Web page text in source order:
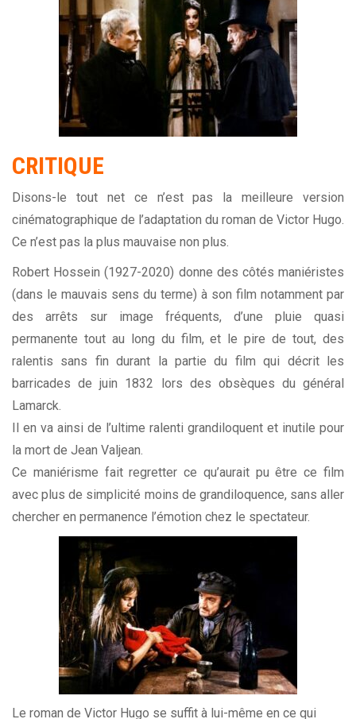
CRITIQUE
Disons-le tout net ce n’est pas la meilleure version
cinématographique de l’adaptation du roman de Victor Hugo.
Ce n’est pas la plus mauvaise non plus.
Robert Hossein (1927-2020) donne des côtés maniéristes
(dans le mauvais sens du terme) à son film notamment par
des arrêts sur image fréquents, d’une pluie quasi
permanente tout au long du film, et le pire de tout, des
ralentis sans fin durant la partie du film qui décrit les
barricades de juin 1832 lors des obsèques du général
Lamarck.
Il en va ainsi de l’ultime ralenti grandiloquent et inutile pour
la mort de Jean Valjean.
Ce maniérisme fait regretter ce qu’aurait pu être ce film
avec plus de simplicité moins de grandiloquence, sans aller
chercher en permanence l’émotion chez le spectateur.
Le roman de Victor Hugo se suffit à lui-même en ce qui